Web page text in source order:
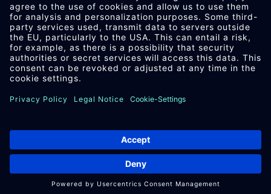
Changxing Rd.19, NETDA, Nantong,
Jiangsu
info​@parat-technology.com
YoutubeFacebookLinkedInInstagram
法律声明
数据保护